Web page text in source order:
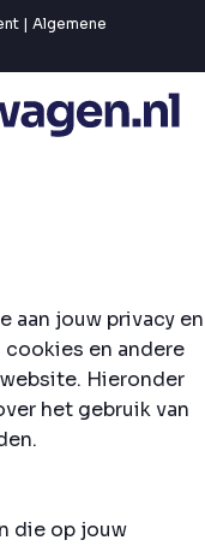
| Algemene
aan jouw privacy en
en andere
Hieronder
het gebruik van
die op jouw